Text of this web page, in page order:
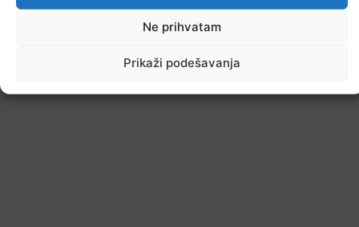
Ne prihvatam
Prikaži podešavanja